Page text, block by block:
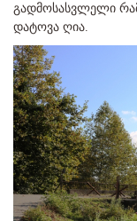
გადმოსასვლელი
დატოვა ღია.